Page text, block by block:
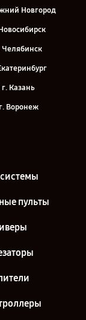
Новгород
Челябинск
Казань
Воронеж
Самара
Петербург
пульты